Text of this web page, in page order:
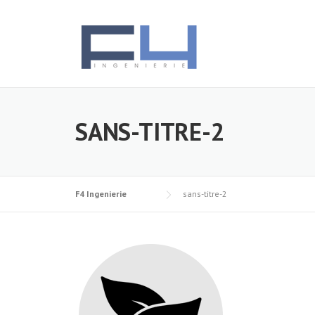
SANS-TITRE-2
F4 Ingenierie sans-titre-2